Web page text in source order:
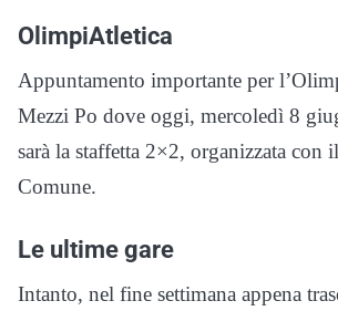
OlimpiAtletica
Appuntamento importante per
Mezzi Po dove oggi, mercoledì 8
sarà la staffetta 2×2, organizzata con
Comune.
Le ultime gare
Intanto, nel fine settimana appena